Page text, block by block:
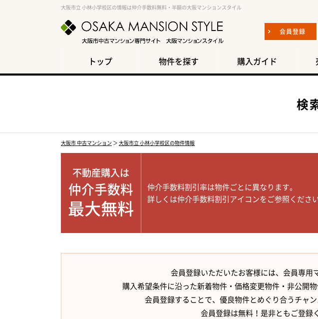
大阪市立 小林小学校区の情報は仲介手数料無料・半額の大阪マンションスタイル
会員登録
トップ 物件を探す 購入ガイド
検
大阪市 中古マンション ＞ 大阪市立 小林小学校区の物件情報
不動産購入は
仲介手数料
最大無料
仲介手数料割引率は物件ごとに異なります。
詳しくは仲介手数料割引アイコンをご参照ください
会員登録いただいたお客様には、会員専用
購入希望条件に沿った新着物件・価格変更物件・非公開
会員登録することで、優良物件とめぐり合うチャ
会員登録は無料！是非ともご登録